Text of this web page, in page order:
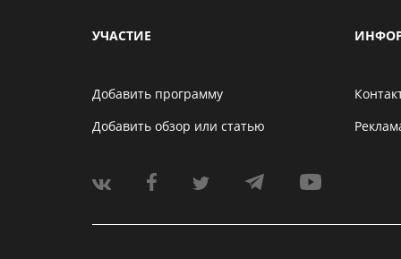
УЧАСТИЕ
Добавить программу
Добавить обзор или статью